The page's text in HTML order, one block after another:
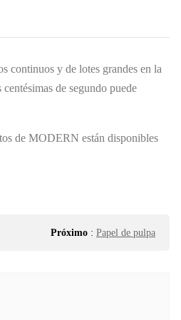
continuos y de lotes grandes en la
de segundo puede
de MODERN están disponibles
Próximo : Papel de pulpa